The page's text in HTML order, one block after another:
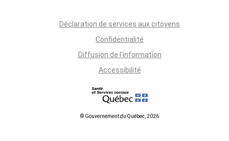
Déclaration de services aux citoyens
Confidentialité
Diffusion de l'information
Accessibilité
© Gouvernement du Québec, 2026